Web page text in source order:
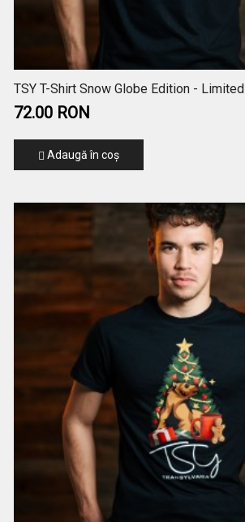
TSY T-Shirt Snow Globe Edition - Limited
72.00 RON
Adaugă în coş